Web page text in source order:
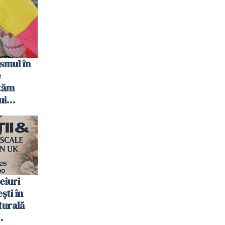
în
în